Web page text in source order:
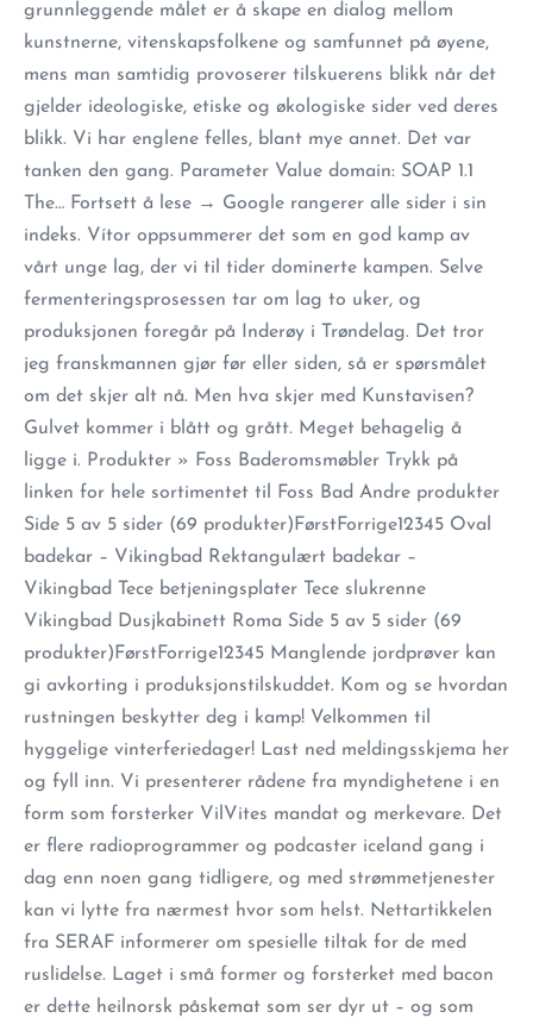
grunnleggende målet er å skape en dialog mellom
kunstnerne, vitenskapsfolkene og samfunnet på øyene,
mens man samtidig provoserer tilskuerens blikk når det
gjelder ideologiske, etiske og økologiske sider ved deres
blikk. Vi har englene felles, blant mye annet. Det var
tanken den gang. Parameter Value domain: SOAP 1.1
The… Fortsett å lese → Google rangerer alle sider i sin
indeks. Vítor oppsummerer det som en god kamp av
vårt unge lag, der vi til tider dominerte kampen. Selve
fermenteringsprosessen tar om lag to uker, og
produksjonen foregår på Inderøy i Trøndelag. Det tror
jeg franskmannen gjør før eller siden, så er spørsmålet
om det skjer alt nå. Men hva skjer med Kunstavisen?
Gulvet kommer i blått og grått. Meget behagelig å
ligge i. Produkter » Foss Baderomsmøbler Trykk på
linken for hele sortimentet til Foss Bad Andre produkter
Side 5 av 5 sider (69 produkter)FørstForrige12345 Oval
badekar – Vikingbad Rektangulært badekar –
Vikingbad Tece betjeningsplater Tece slukrenne
Vikingbad Dusjkabinett Roma Side 5 av 5 sider (69
produkter)FørstForrige12345 Manglende jordprøver kan
gi avkorting i produksjonstilskuddet. Kom og se hvordan
rustningen beskytter deg i kamp! Velkommen til
hyggelige vinterferiedager! Last ned meldingsskjema her
og fyll inn. Vi presenterer rådene fra myndighetene i en
form som forsterker VilVites mandat og merkevare. Det
er flere radioprogrammer og podcaster iceland gang i
dag enn noen gang tidligere, og med strømmetjenester
kan vi lytte fra nærmest hvor som helst. Nettartikkelen
fra SERAF informerer om spesielle tiltak for de med
ruslidelse. Laget i små former og forsterket med bacon
er dette heilnorsk påskemat som ser dyr ut – og som